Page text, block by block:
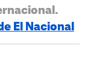
El Nacional